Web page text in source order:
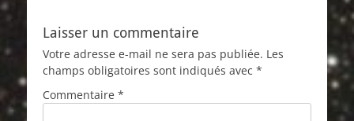
Laisser un commentaire
Votre adresse e-mail ne sera pas publiée. Les
champs obligatoires sont indiqués avec *
Commentaire *